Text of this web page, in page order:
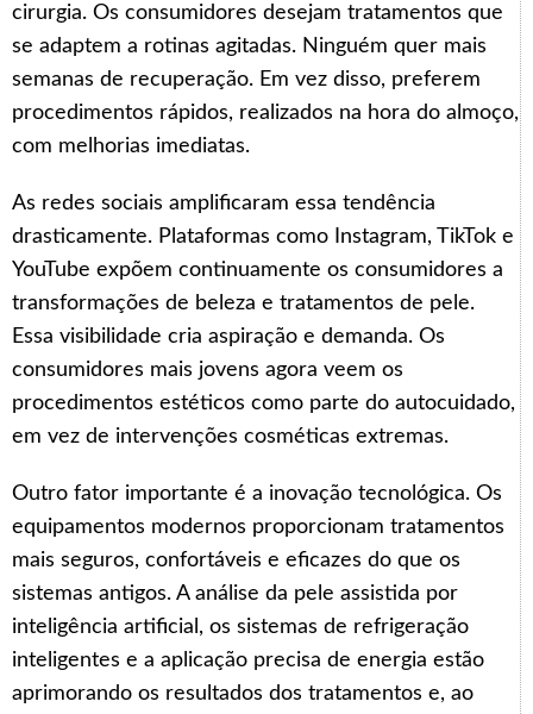
cirurgia. Os consumidores desejam tratamentos que
se adaptem a rotinas agitadas. Ninguém quer mais
semanas de recuperação. Em vez disso, preferem
procedimentos rápidos, realizados na hora do almoço,
com melhorias imediatas.
As redes sociais amplificaram essa tendência
drasticamente. Plataformas como Instagram, TikTok e
YouTube expõem continuamente os consumidores a
transformações de beleza e tratamentos de pele.
Essa visibilidade cria aspiração e demanda. Os
consumidores mais jovens agora veem os
procedimentos estéticos como parte do autocuidado,
em vez de intervenções cosméticas extremas.
Outro fator importante é a inovação tecnológica. Os
equipamentos modernos proporcionam tratamentos
mais seguros, confortáveis e eficazes do que os
sistemas antigos. A análise da pele assistida por
inteligência artificial, os sistemas de refrigeração
inteligentes e a aplicação precisa de energia estão
aprimorando os resultados dos tratamentos e, ao